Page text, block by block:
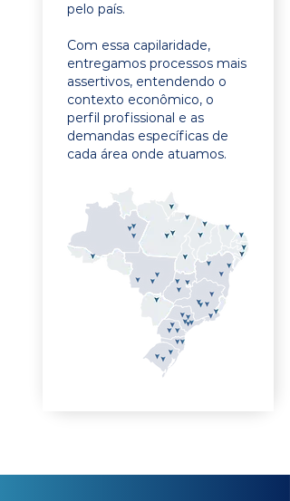
pelo país.
Com essa capilaridade,
entregamos processos mais
assertivos, entendendo o
contexto econômico, o
perfil profissional e as
demandas específicas de
cada área onde atuamos.